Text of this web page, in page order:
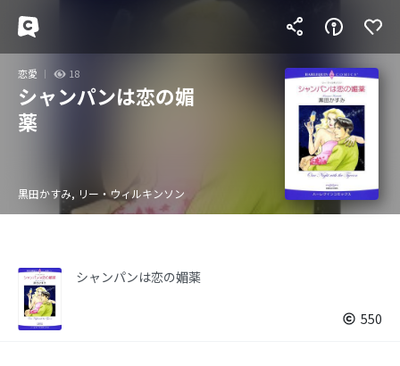
恋愛 18
シャンパンは恋の媚
薬
黒田かすみ, リー・ウィルキンソン
シャンパンは恋の媚薬
550